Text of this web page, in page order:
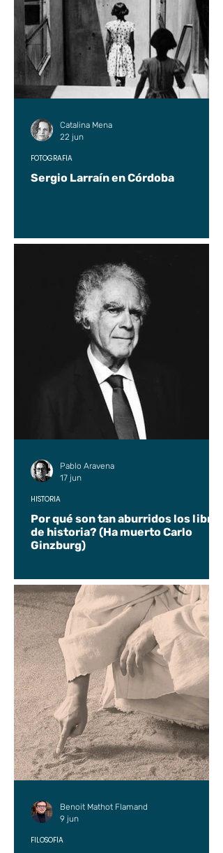
Sergio Larraín en Córdoba
FOTOGRAFÍA
Catalina Mena
22 jun
Por qué son tan aburridos los libros
de historia? (Ha muerto Carlo
Ginzburg)
HISTORIA
Pablo Aravena
17 jun
FILOSOFÍA
Benoit Mathot Flamand
9 jun